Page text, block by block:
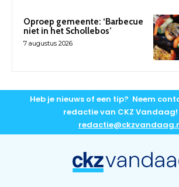
Oproep gemeente: ‘Barbecue
niet in het Schollebos’
7 augustus 2026
Heb je nieuws of een tip? Neem
redactie van CKZ